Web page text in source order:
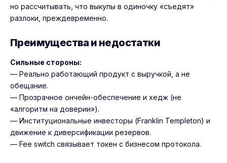
но рассчитывать, что выкупы в одиночку «съедят»
разлоки, преждевременно.
Преимущества и недостатки
Сильные стороны:
— Реально работающий продукт с выручкой, а не
обещание.
— Прозрачное ончейн-обеспечение и хедж (не
«алгоритм на доверии»).
— Институциональные инвесторы (Franklin Templeton) и
движение к диверсификации резервов.
— Fee switch связывает токен с бизнесом протокола.